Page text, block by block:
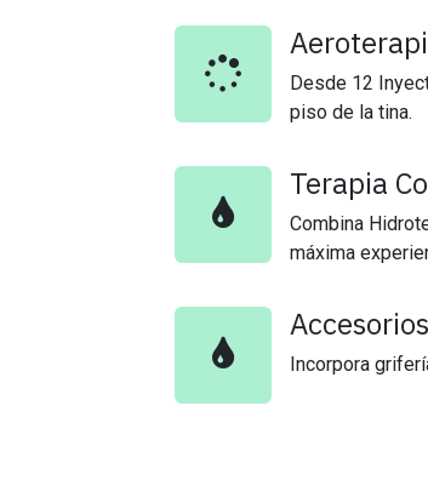
Desde 12
piso de la tina.
Terapia
Combina
máxima
Accesorios
Incorpora